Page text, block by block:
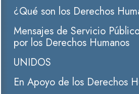
¿Qué son los Derechos
Mensajes de Servicio
por los Derechos Humanos
UNIDOS
En Apoyo de los Derechos